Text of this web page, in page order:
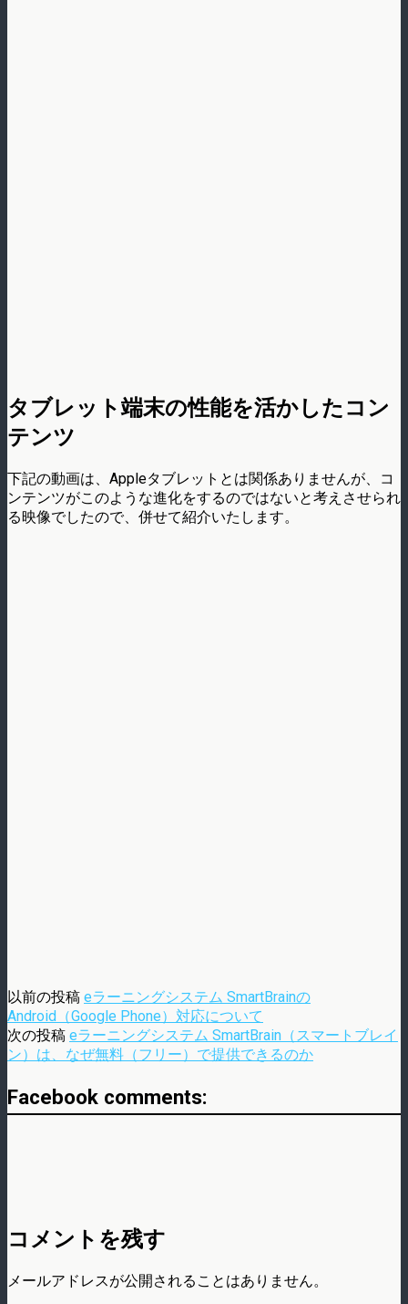
タブレット端末の性能を活かしたコン
テンツ
下記の動画は、Appleタブレットとは関係ありませんが、コ
ンテンツがこのような進化をするのではないと考えさせられ
る映像でしたので、併せて紹介いたします。
以前の投稿 eラーニングシステム SmartBrainの
Android（Google Phone）対応について
次の投稿 eラーニングシステム SmartBrain（スマートブレイ
ン）は、なぜ無料（フリー）で提供できるのか
Facebook comments:
コメントを残す
メールアドレスが公開されることはありません。